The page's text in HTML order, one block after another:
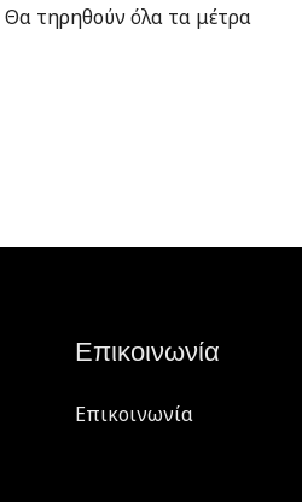
Επικοινωνία
Επικοινωνία